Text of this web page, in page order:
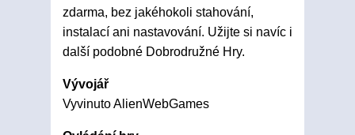
zdarma, bez jakéhokoli stahování,
instalací ani nastavování. Užijte si navíc i
další podobné Dobrodružné Hry.
Vývojář
Vyvinuto AlienWebGames